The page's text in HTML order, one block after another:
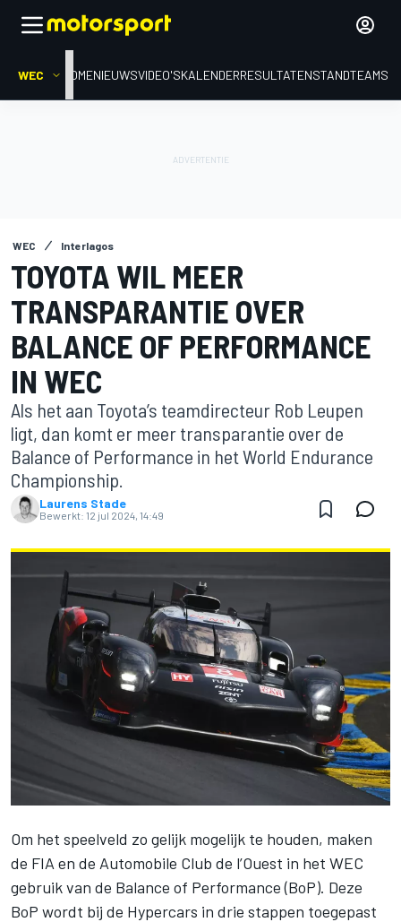
WEC HOMENIEUWSVIDEO'SKALENDERRESULTATENSTANDTEAMS
WEC Interlagos
TOYOTA WIL MEER
TRANSPARANTIE OVER
BALANCE OF PERFORMANCE
IN WEC
Als het aan Toyota’s teamdirecteur Rob Leupen
ligt, dan komt er meer transparantie over de
Balance of Performance in het World Endurance
Championship.
Laurens Stade
Bewerkt: 12 jul 2024, 14:49
Om het speelveld zo gelijk mogelijk te houden, maken
de FIA en de Automobile Club de l’Ouest in het WEC
gebruik van de Balance of Performance (BoP). Deze
BoP wordt bij de Hypercars in drie stappen toegepast